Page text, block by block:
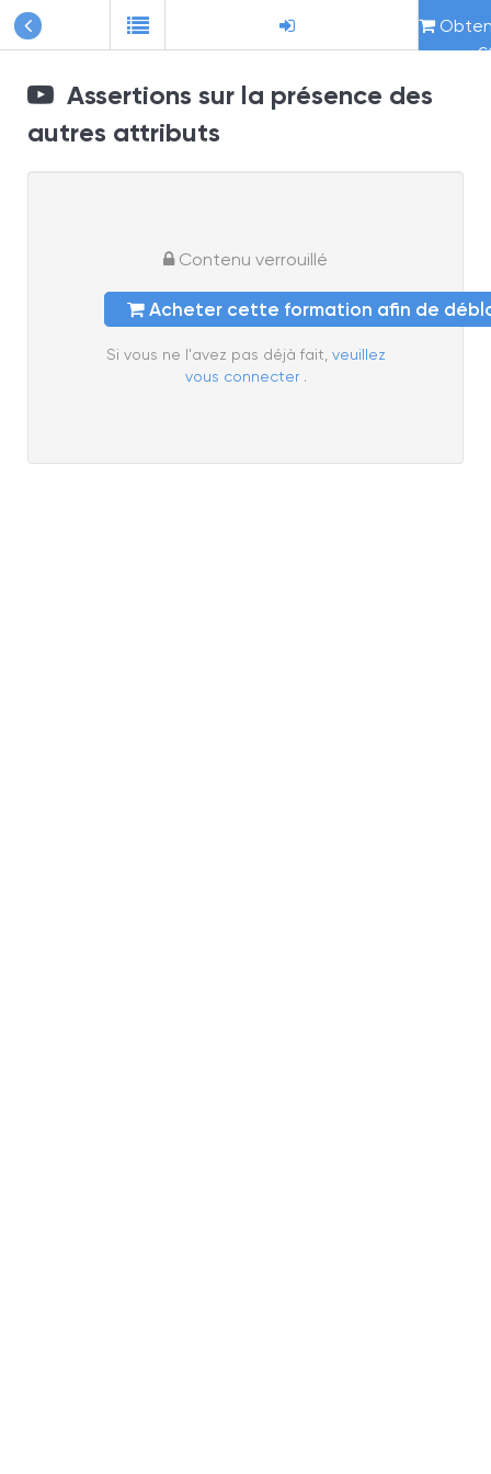
Assertions sur la présence des
autres attributs
Contenu verrouillé
Acheter cette formation afin de
Si vous ne l'avez pas déjà fait, veuillez
vous connecter .